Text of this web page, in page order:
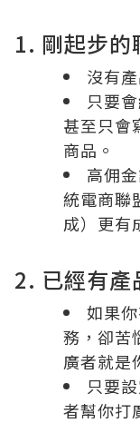
1. 剛起步的
沒有
只要
甚至只會
商品。
高佣
統電商聯
成）更有
2. 已經有產
如果
務，卻苦
廣者就是
只要
者幫你打